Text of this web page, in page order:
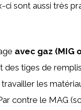
ci sont aussi très
avec gaz (MIG
des tiges de
les
contre le MAG